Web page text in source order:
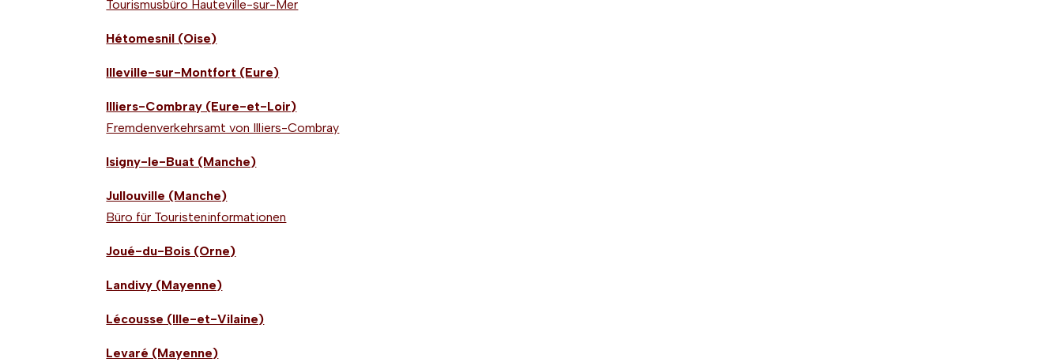
Tourismusbüro Hauteville-sur-Mer
Hétomesnil (Oise)
Illeville-sur-Montfort (Eure)
Illiers-Combray (Eure-et-Loir)
Fremdenverkehrsamt von Illiers-Combray
Isigny-le-Buat (Manche)
Jullouville (Manche)
Büro für Touristeninformationen
Joué-du-Bois (Orne)
Landivy (Mayenne)
Lécousse (Ille-et-Vilaine)
Levaré (Mayenne)